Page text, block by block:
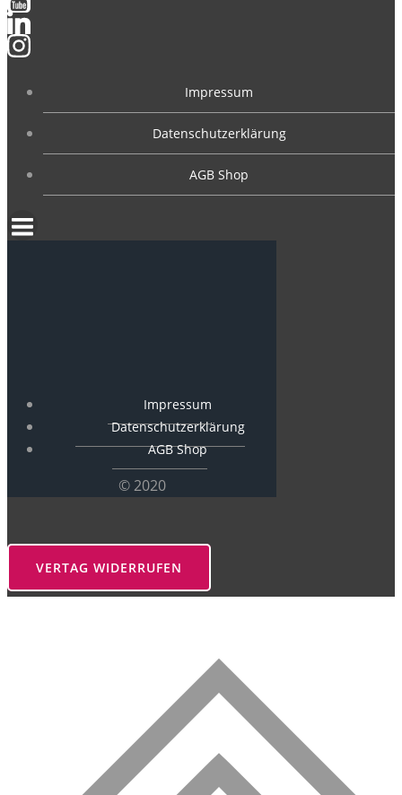
Impressum
Datenschutzerklärung
AGB Shop
Impressum
Datenschutzerklärung
AGB Shop
© 2020
VERTAG WIDERRUFEN